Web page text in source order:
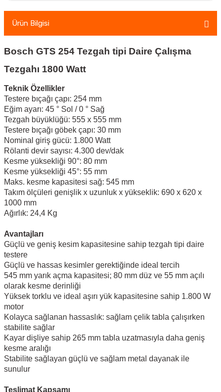
Ürün Bilgisi
Bosch GTS 254 Tezgah tipi Daire Çalışma
Tezgahı 1800 Watt
Teknik Özellikler
Testere bıçağı çapı: 254 mm
Eğim ayarı: 45 ° Sol / 0 ° Sağ
Tezgah büyüklüğü: 555 x 555 mm
Testere bıçağı göbek çapı: 30 mm
Nominal giriş gücü: 1.800 Watt
Rölanti devir sayısı: 4.300 dev/dak
Kesme yüksekliği 90°: 80 mm
Kesme yüksekliği 45°: 55 mm
Maks. kesme kapasitesi sağ: 545 mm
Takım ölçüleri genişlik x uzunluk x yükseklik: 690 x 620 x
1000 mm
Ağırlık: 24,4 Kg
Avantajları
Güçlü ve geniş kesim kapasitesine sahip tezgah tipi daire
testere
Güçlü ve hassas kesimler gerektiğinde ideal tercih
545 mm yarık açma kapasitesi; 80 mm düz ve 55 mm açılı
olarak kesme derinliği
Yüksek torklu ve ideal aşırı yük kapasitesine sahip 1.800 W
motor
Kolayca sağlanan hassaslık: sağlam çelik tabla çalışırken
stabilite sağlar
Kayar dişliye sahip 265 mm tabla uzatmasıyla daha geniş
kesme aralığı
Stabilite sağlayan güçlü ve sağlam metal dayanak ile
sunulur
Teslimat Kapsamı